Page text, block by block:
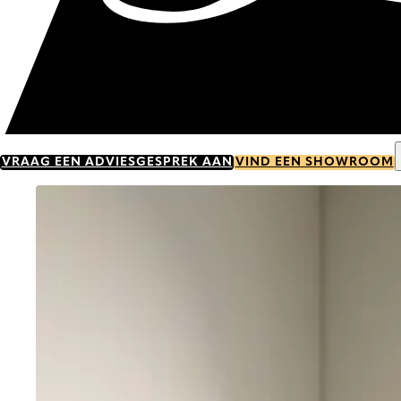
VRAAG EEN ADVIESGESPREK AAN VIND EEN SHOWROOM
Go to item 0